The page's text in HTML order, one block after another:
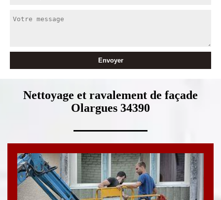
Nettoyage et ravalement de façade
Olargues 34390